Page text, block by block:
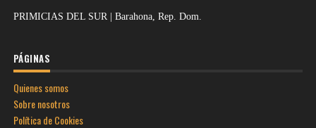
PRIMICIAS DEL SUR | Barahona, Rep. Dom.
PÁGINAS
Quienes somos
Sobre nosotros
Política de Cookies